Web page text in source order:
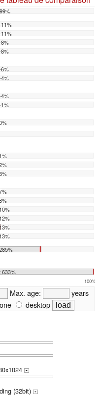
633%
100%
Max. age:
years
desktop
+
(32bit) +